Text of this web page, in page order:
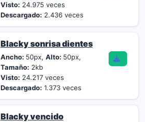
Visto: 24.975 veces
Descargado: 2.436 veces
Blacky sonrisa dientes
Ancho: 50px, Alto: 50px,
Tamaño: 2kb
Visto: 24.217 veces
Descargado: 1.373 veces
Blacky vencido